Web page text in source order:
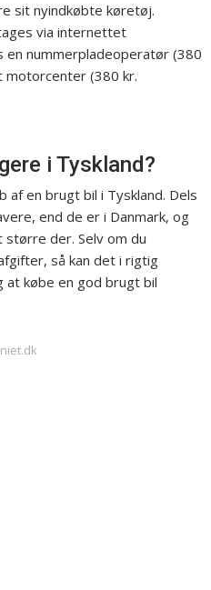
sit nyindkøbte køretøj.
via internettet
nummerpladeoperatør (380
motorcenter (380 kr.
i Tyskland?
en brugt bil i Tyskland. Dels
end de er i Danmark, og
der. Selv om du
så kan det i rigtig
købe en god brugt bil